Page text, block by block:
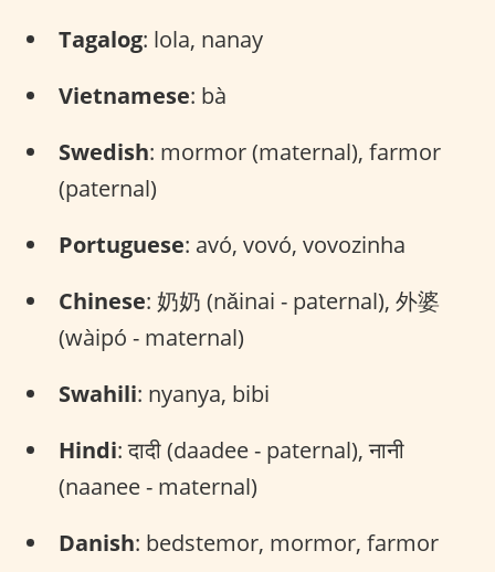
Tagalog: lola, nanay
Vietnamese: bà
Swedish: mormor (maternal), farmor
(paternal)
Portuguese: avó, vovó, vovozinha
Chinese: 奶奶 (nǎinai - paternal), 外婆
(wàipó - maternal)
Swahili: nyanya, bibi
Hindi: दादी (daadee - paternal), नानी
(naanee - maternal)
Danish: bedstemor, mormor, farmor